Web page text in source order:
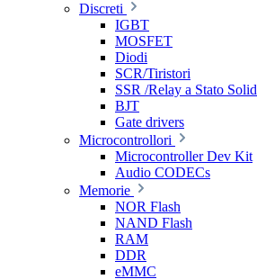
Discreti
IGBT
MOSFET
Diodi
SCR/Tiristori
SSR /Relay a Stato
BJT
Gate drivers
Microcontrollori
Microcontroller Dev Kit
Audio CODECs
Memorie
NOR Flash
NAND Flash
RAM
DDR
eMMC